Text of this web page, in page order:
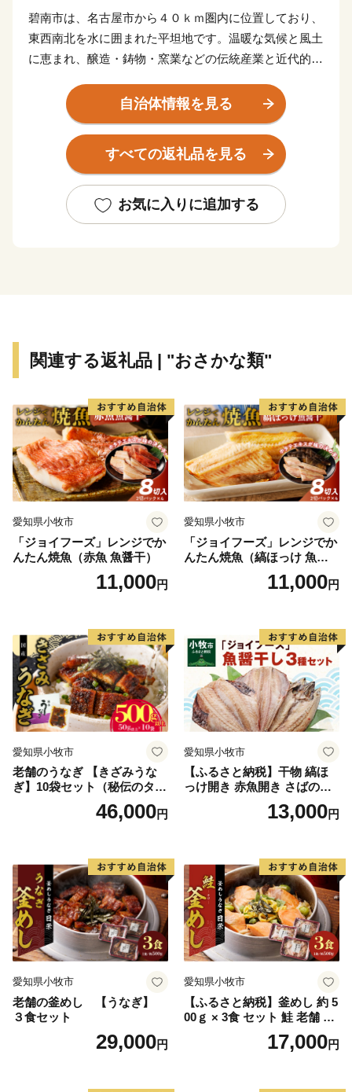
碧南市は、名古屋市から４０ｋｍ圏内に位置しており、
東西南北を水に囲まれた平坦地です。温暖な気候と風土
に恵まれ、醸造・鋳物・窯業などの伝統産業と近代的な
と調和のとれた産業構造となっています。
自治体情報を見る
すべての返礼品を見る
お気に入りに追加する
関連する返礼品 | "おさかな類"
愛知県小牧市
「ジョイフーズ」レンジでか
んたん焼魚（赤魚 魚醤干）
11,000円
愛知県小牧市
「ジョイフーズ」レンジでか
んたん焼魚（縞ほっけ 魚醤
11,000円
愛知県小牧市
老舗のうなぎ 【きざみうな
ぎ】10袋セット（秘伝のタレ
46,000円
愛知県小牧市
【ふるさと納税】干物 縞ほ
っけ開き 赤魚開き さばの開
き 魚醤干し 3種 セット 詰め
合わせ 魚 おかず 肉厚 おいし
取り寄せグルメ 魚醤 ナンプ
ラー 愛知県 小牧市 冷凍 送料
無料
13,000円
愛知県小牧市
老舗の釜めし 【うなぎ】
３食セット
29,000円
愛知県小牧市
【ふるさと納税】釜めし 約 5
00ｇ × 3食 セット 鮭 老舗 急
速冷凍 レンチン 時短 簡単調
理 食品 加工品 海鮮 手作り
17,000円